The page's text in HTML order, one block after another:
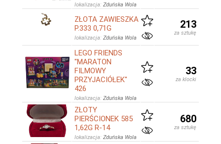
lokalizacja: Zduńska Wola
ZŁOTA ZAWIESZKA
P.333 0,71G
lokalizacja: Zduńska Wola
213
za sztukę
LEGO FRIENDS
"MARATON
FILMOWY
PRZYJACIÓŁEK"
426
lokalizacja: Zduńska Wola
33
za klocki
ZŁOTY
PIERŚCIONEK 585
1,62G R-14
lokalizacja: Zduńska Wola
680
za sztukę